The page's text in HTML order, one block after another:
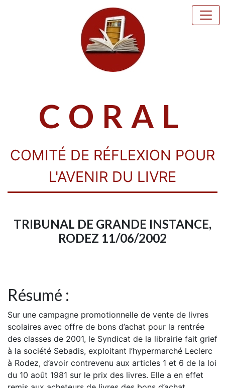
CORAL
COMITÉ DE RÉFLEXION POUR
L'AVENIR DU LIVRE
TRIBUNAL DE GRANDE INSTANCE,
RODEZ 11/06/2002
Résumé :
Sur une campagne promotionnelle de vente de livres
scolaires avec offre de bons d’achat pour la rentrée
des classes de 2001, le Syndicat de la librairie fait grief
à la société Sebadis, exploitant l’hypermarché Leclerc
à Rodez, d’avoir contrevenu aux articles 1 et 6 de la loi
du 10 août 1981 sur le prix des livres. Elle a en effet